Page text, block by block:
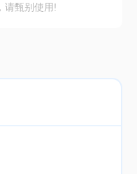
请甄别使用!